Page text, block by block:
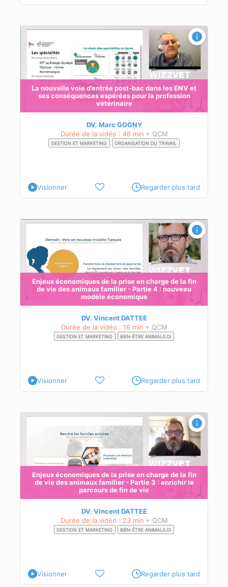
La nouvelle voie d’entrée post-bac dans les ENV et
ses conséquences espérées pour la profession
vétérinaire
DV. Marc GOGNY
Durée de la vidéo : 46 min + QCM
GESTION ET MARKETING ORGANISATION DU TRAVAIL
Visionner Regarder plus tard
Enjeux économiques de la prise en charge de la fin
de vie des animaux familier - Partie 4 : nouveau
modèle économique
DV. Vincent DATTEE
Durée de la vidéo : 16 min + QCM
GESTION ET MARKETING BIEN-ÊTRE ANIMAL/LOI
Visionner Regarder plus tard
Enjeux économiques de la prise en charge de la fin
de vie des animaux familier - Partie 3 : enrichir le
parcours de fin de vie
DV. Vincent DATTEE
Durée de la vidéo : 23 min + QCM
GESTION ET MARKETING BIEN-ÊTRE ANIMAL/LOI
Visionner Regarder plus tard